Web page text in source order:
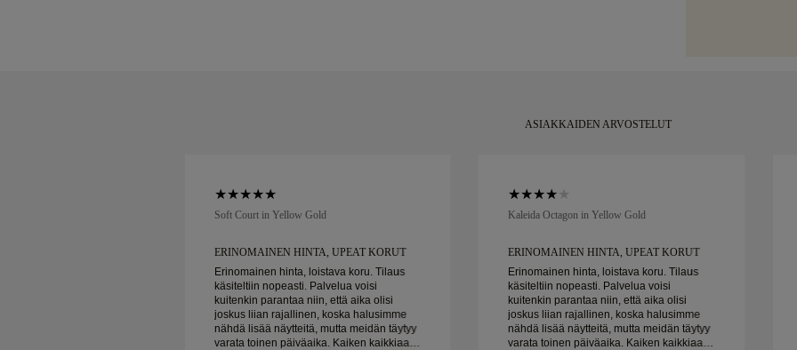
ASIAKKAIDEN ARVOSTELUT
Soft Court in Yellow Gold
ERINOMAINEN HINTA, UPEAT KORUT
Erinomainen hinta, loistava koru. Tilaus
käsiteltiin nopeasti. Palvelua voisi
kuitenkin parantaa niin, että aika olisi
joskus liian rajallinen, koska halusimme
nähdä lisää näytteitä, mutta meidän täytyy
varata toinen päiväaika. Kaiken kaikkiaan
Kaleida Octagon in Yellow Gold
ERINOMAINEN HINTA, UPEAT KORUT
Erinomainen hinta, loistava koru. Tilaus
käsiteltiin nopeasti. Palvelua voisi
kuitenkin parantaa niin, että aika olisi
joskus liian rajallinen, koska halusimme
nähdä lisää näytteitä, mutta meidän täytyy
varata toinen päiväaika. Kaiken kaikkiaan